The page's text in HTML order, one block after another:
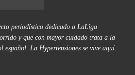
periodístico dedicado a LaLiga
y que con mayor cuidado trata a la
español. La Hypertensiones se vive aquí.